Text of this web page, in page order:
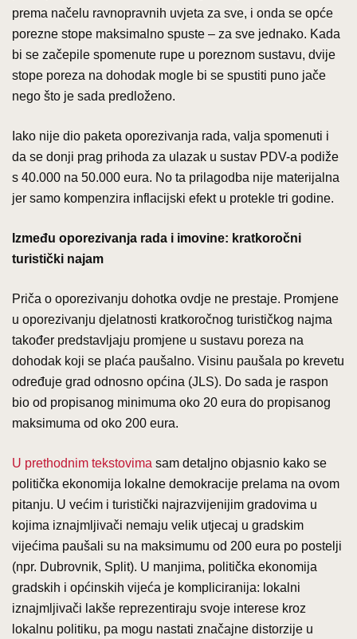
prema načelu ravnopravnih uvjeta za sve, i onda se opće
porezne stope maksimalno spuste – za sve jednako. Kada
bi se začepile spomenute rupe u poreznom sustavu, dvije
stope poreza na dohodak mogle bi se spustiti puno jače
nego što je sada predloženo.
Iako nije dio paketa oporezivanja rada, valja spomenuti i
da se donji prag prihoda za ulazak u sustav PDV-a podiže
s 40.000 na 50.000 eura. No ta prilagodba nije materijalna
jer samo kompenzira inflacijski efekt u protekle tri godine.
Između oporezivanja rada i imovine: kratkoročni
turistički najam
Priča o oporezivanju dohotka ovdje ne prestaje. Promjene
u oporezivanju djelatnosti kratkoročnog turističkog najma
također predstavljaju promjene u sustavu poreza na
dohodak koji se plaća paušalno. Visinu paušala po krevetu
određuje grad odnosno općina (JLS). Do sada je raspon
bio od propisanog minimuma oko 20 eura do propisanog
maksimuma od oko 200 eura.
U prethodnim tekstovima sam detaljno objasnio kako se
politička ekonomija lokalne demokracije prelama na ovom
pitanju. U većim i turistički najrazvijenijim gradovima u
kojima iznajmljivači nemaju velik utjecaj u gradskim
vijećima paušali su na maksimumu od 200 eura po postelji
(npr. Dubrovnik, Split). U manjima, politička ekonomija
gradskih i općinskih vijeća je kompliciranija: lokalni
iznajmljivači lakše reprezentiraju svoje interese kroz
lokalnu politiku, pa mogu nastati značajne distorzije u